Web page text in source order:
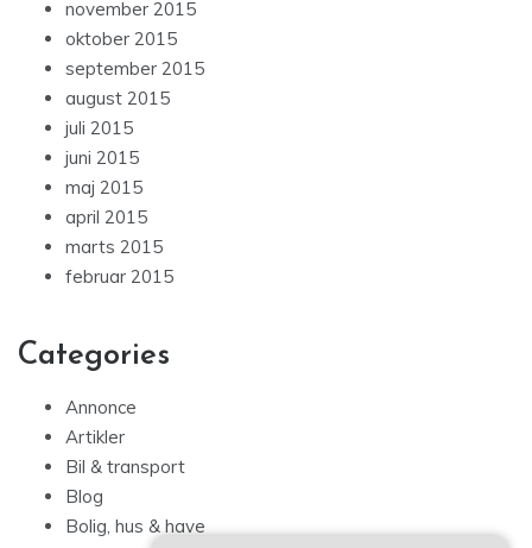
november 2015
oktober 2015
september 2015
august 2015
juli 2015
juni 2015
maj 2015
april 2015
marts 2015
februar 2015
Categories
Annonce
Artikler
Bil & transport
Blog
Bolig, hus & have